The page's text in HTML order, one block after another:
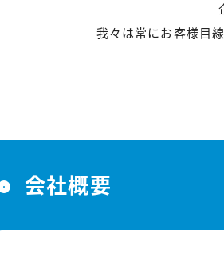
我々は常にお客様目
会社概要